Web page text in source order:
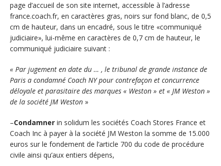
page d’accueil de son site internet, accessible à l’adresse
france.coach.fr, en caractères gras, noirs sur fond blanc, de 0,5
cm de hauteur, dans un encadré, sous le titre «communiqué
judiciaire», lui-même en caractères de 0,7 cm de hauteur, le
communiqué judiciaire suivant :
« Par jugement en date du … , le tribunal de grande instance de
Paris a condamné Coach NY pour contrefaçon et concurrence
déloyale et parasitaire des marques « Weston » et « JM Weston »
de la société JM Weston »
–Condamner in solidum les sociétés Coach Stores France et
Coach Inc à payer à la société JM Weston la somme de 15.000
euros sur le fondement de l’article 700 du code de procédure
civile ainsi qu’aux entiers dépens,